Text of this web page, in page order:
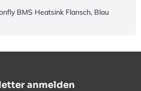
BMS Heatsink Flansch, Blau
anmelden